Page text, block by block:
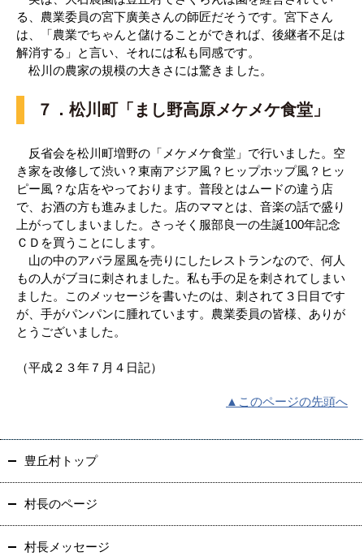
る、農業委員の宮下廣美さんの師匠だそうです。宮下さん
は、「農業でちゃんと儲けることができれば、後継者不足は
解消する」と言い、それには私も同感です。
松川の農家の規模の大きさには驚きました。
７．松川町「まし野高原メケメケ食堂」
反省会を松川町増野の「メケメケ食堂」で行いました。空
き家を改修して渋い？東南アジア風？ヒップホップ風？ヒッ
ピー風？な店をやっております。普段とはムードの違う店
で、お酒の方も進みました。店のママとは、音楽の話で盛り
上がってしまいました。さっそく服部良一の生誕100年記念
ＣＤを買うことにします。
山の中のアバラ屋風を売りにしたレストランなので、何人
もの人がブヨに刺されました。私も手の足を刺されてしまい
ました。このメッセージを書いたのは、刺されて３日目です
が、手がパンパンに腫れています。農業委員の皆様、ありが
とうございました。
（平成２３年７月４日記）
▲このページの先頭へ
豊丘村トップ
村長のページ
村長メッセージ